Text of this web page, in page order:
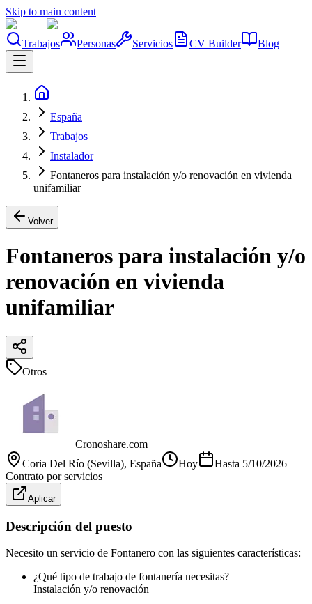
Skip to main content
Trabajos Personas Servicios CV Builder Blog
España
Trabajos
Instalador
Fontaneros para instalación y/o renovación en vivienda
unifamiliar
Volver
Fontaneros para instalación y/o
renovación en vivienda
unifamiliar
Otros
Cronoshare.com
Coria Del Río (Sevilla), España Hoy Hasta 5/10/2026
Contrato por servicios
Aplicar
Descripción del puesto
Necesito un servicio de Fontanero con las siguientes características:
¿Qué tipo de trabajo de fontanería necesitas?
Instalación y/o renovación